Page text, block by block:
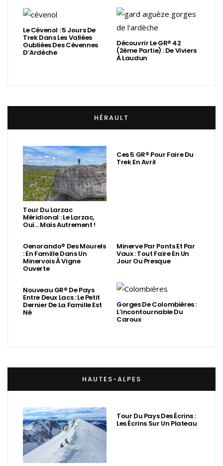
Le Cévenol : 5 Jours De
Trek Dans Les Vallées
Oubliées Des Cévennes
D’Ardèche
Découvrir Le GR® 42
(2ème Partie) : De Viviers
À Laudun
HÉRAULT
Tour Du Larzac
Méridional : Le Larzac,
Oui… Mais Autrement !
Ces 5 GR® Pour Faire Du
Trek En Avril
Oenorando® Des Mourels
: En Famille Dans Un
Minervois À Vigne
Ouverte
Minerve Par Ponts Et Par
Vaux : Tout Faire En Un
Jour Ou Presque
Nouveau GR® De Pays
Entre Deux Lacs : Le Petit
Dernier De La Famille Est
Né
Gorges De Colombières :
L’incontournable Du
Caroux
HAUTES-ALPES
Tour Du Pays Des Écrins :
Les Écrins Sur Un Plateau